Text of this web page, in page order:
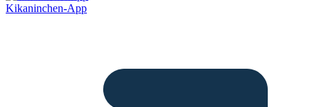
Kikaninchen-App